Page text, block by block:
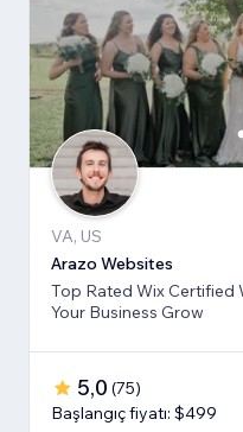
VA, US
Arazo Websites
Top Rated Wix Certified
Your Business Grow
5,0 (75)
Başlangıç fiyatı: $499